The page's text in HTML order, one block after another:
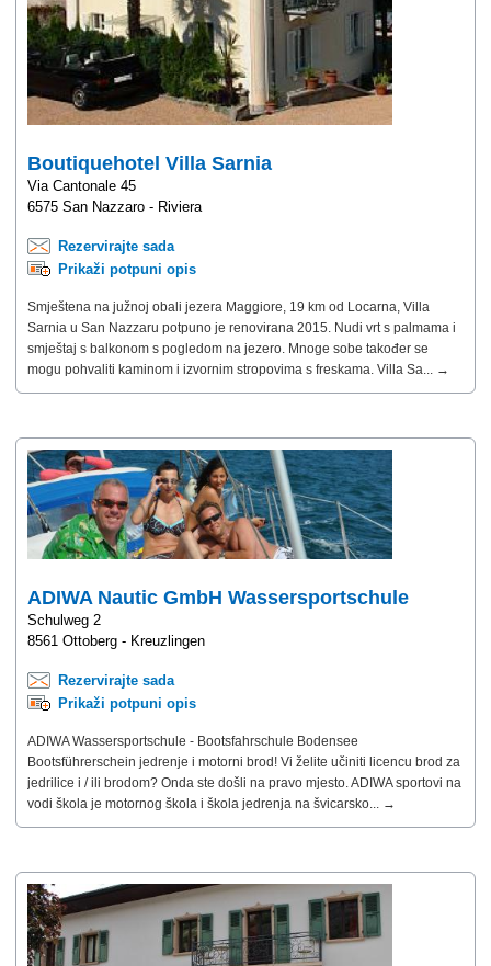
Boutiquehotel Villa Sarnia
Via Cantonale 45
6575 San Nazzaro - Riviera
Rezervirajte sada
Prikaži potpuni opis
Smještena na južnoj obali jezera Maggiore, 19 km od Locarna, Villa
Sarnia u San Nazzaru potpuno je renovirana 2015. Nudi vrt s palmama i
smještaj s balkonom s pogledom na jezero. Mnoge sobe također se
mogu pohvaliti kaminom i izvornim stropovima s freskama. Villa Sa... →
ADIWA Nautic GmbH Wassersportschule
Schulweg 2
8561 Ottoberg - Kreuzlingen
Rezervirajte sada
Prikaži potpuni opis
ADIWA Wassersportschule - Bootsfahrschule Bodensee
Bootsführerschein jedrenje i motorni brod! Vi želite učiniti licencu brod za
jedrilice i / ili brodom? Onda ste došli na pravo mjesto. ADIWA sportovi na
vodi škola je motornog škola i škola jedrenja na švicarsko... →